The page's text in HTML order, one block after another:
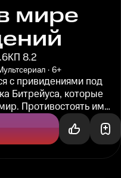
мире
КП 8.2
6+
с привидениями под
Битрейуса, которые
Противостоять им
желтый...